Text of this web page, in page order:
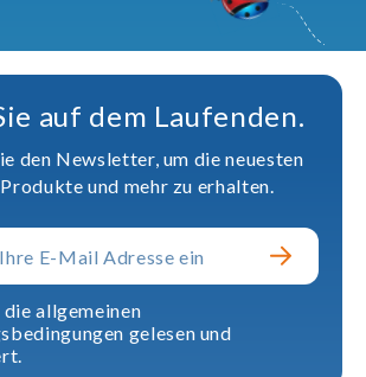
auf dem Laufenden.
den Newsletter, um die neuesten
und mehr zu erhalten.
die allgemeinen
gelesen und